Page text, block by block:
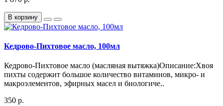
В корзину
Кедрово-Пихтовое масло, 100мл
Кедрово-Пихтовое масло (масляная вытяжка)Описание:Хвоя
пихты содержит большое количество витаминов, микро- и
макроэлементов, эфирных масел и биологиче..
350 р.